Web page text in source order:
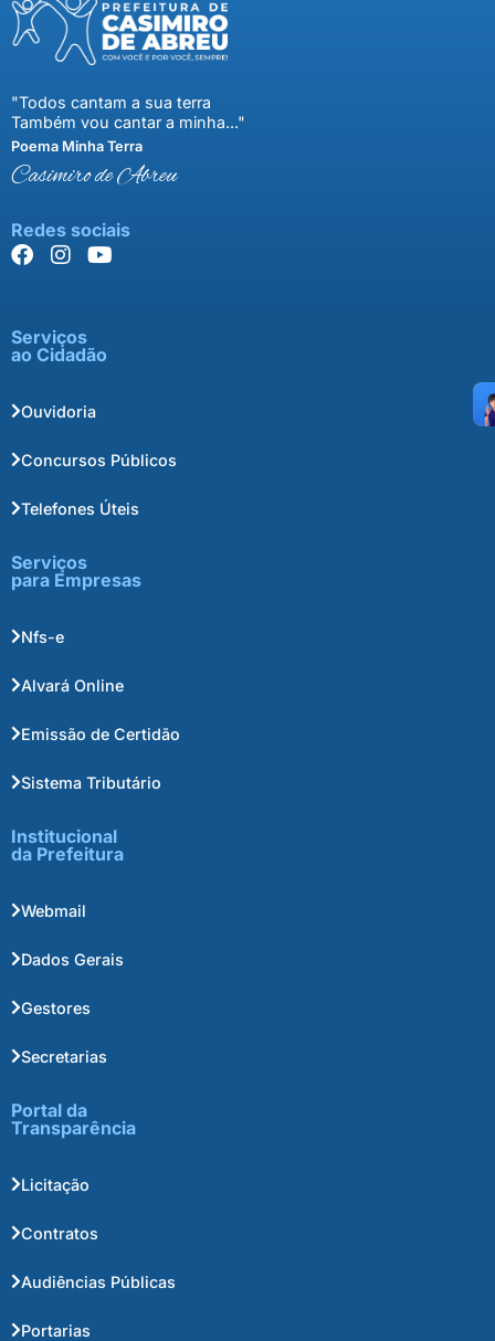
"Todos cantam a sua terra
Também vou cantar a minha..."
Poema Minha Terra
Casimiro de Abreu
Redes sociais
Serviços
ao Cidadão
Ouvidoria
Concursos Públicos
Telefones Úteis
Serviços
para Empresas
Nfs-e
Alvará Online
Emissão de Certidão
Sistema Tributário
Institucional
da Prefeitura
Webmail
Dados Gerais
Gestores
Secretarias
Portal da
Transparência
Licitação
Contratos
Audiências Públicas
Portarias